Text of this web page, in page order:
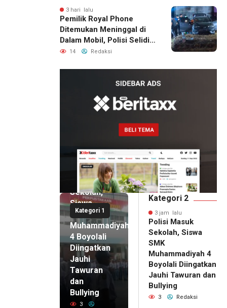
3 hari lalu
Pemilik Royal Phone
Ditemukan Meninggal di
Dalam Mobil, Polisi Selidiki
Dugaan Keterkaitan
14 Redaksi
Kategori 1
3 jam lalu
Polisi
Masuk
Sekolah,
Siswa
SMK
Muhammadiyah
4 Boyolali
Diingatkan
Jauhi
Tawuran
dan
Bullying
3
Kategori 2
3 jam lalu
Polisi Masuk
Sekolah, Siswa
SMK
Muhammadiyah 4
Boyolali Diingatkan
Jauhi Tawuran dan
Bullying
3 Redaksi